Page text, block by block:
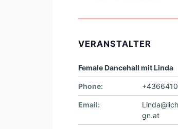
VERANSTALTER
Female Dancehall mit Linda
Phone:
Email:
gn.at